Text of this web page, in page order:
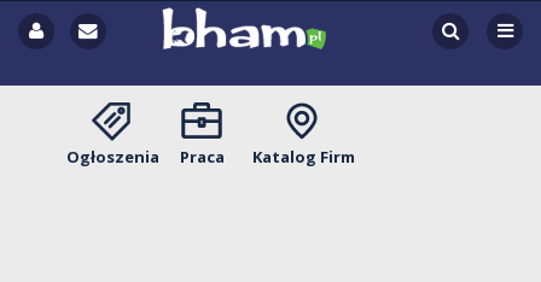
Ogłoszenia Praca Katalog Firm